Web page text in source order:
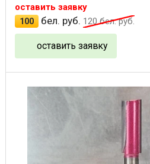
оставить заявку
100
бел. руб. 120бел. руб.
оставить заявку